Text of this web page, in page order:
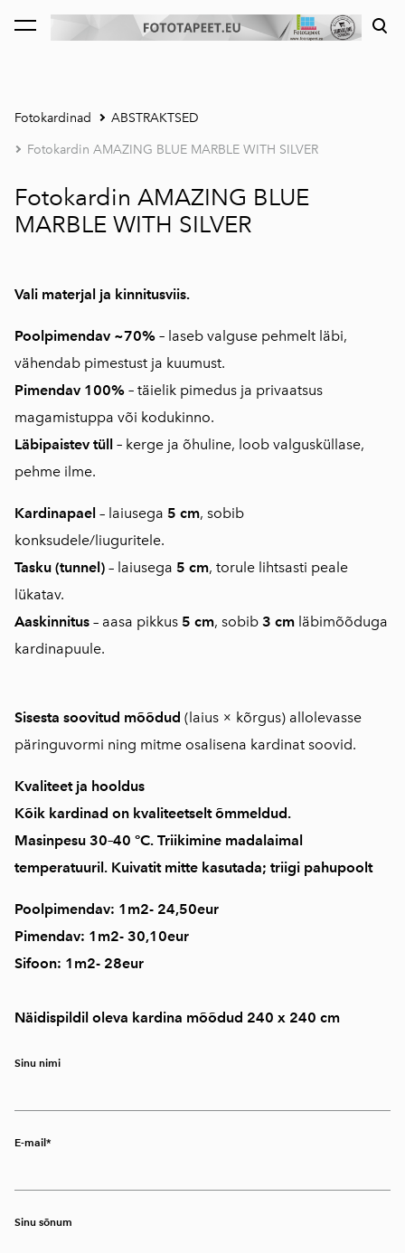
lisati ostukorvi. Vaata ostukorvi
Fotokardinad ABSTRAKTSED
Fotokardin AMAZING BLUE MARBLE WITH SILVER
Fotokardin AMAZING BLUE
MARBLE WITH SILVER
Vali materjal ja kinnitusviis.
Poolpimendav ~70% – laseb valguse pehmelt läbi,
vähendab pimestust ja kuumust.
Pimendav 100% – täielik pimedus ja privaatsus
magamistuppa või kodukinno.
Läbipaistev tüll – kerge ja õhuline, loob valgusküllase,
pehme ilme.
Kardinapael – laiusega 5 cm, sobib
konksudele/liuguritele.
Tasku (tunnel) – laiusega 5 cm, torule lihtsasti peale
lükatav.
Aaskinnitus – aasa pikkus 5 cm, sobib 3 cm läbimõõduga
kardinapuule.
Sisesta soovitud mõõdud (laius × kõrgus) allolevasse
päringuvormi ning mitme osalisena kardinat soovid.
Kvaliteet ja hooldus
Kõik kardinad on kvaliteetselt õmmeldud.
Masinpesu 30–40 °C. Triikimine madalaimal
temperatuuril. Kuivatit mitte kasutada; triigi pahupoolt
Poolpimendav: 1m2- 24,50eur
Pimendav: 1m2- 30,10eur
Sifoon: 1m2- 28eur
Näidispildil oleva kardina mõõdud 240 x 240 cm
Sinu nimi
E-mail
Sinu sõnum